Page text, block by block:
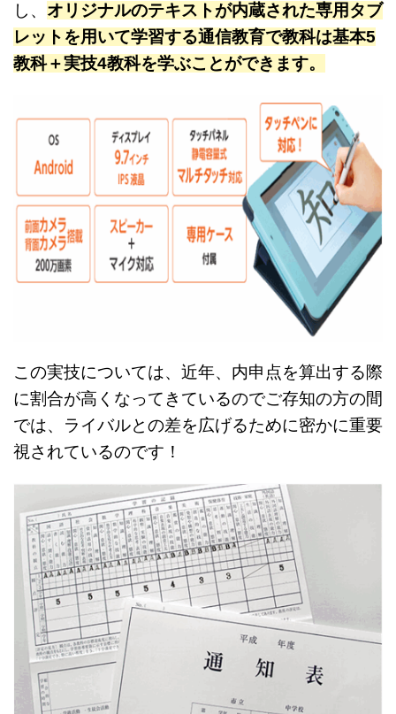
し、 オリジナルのテキストが内蔵された専用タブ
レットを用いて学習する通信教育で教科は基本5
教科＋実技4教科を学ぶことができます。
この実技については、近年、内申点を算出する際
に割合が高くなってきているのでご存知の方の間
では、ライバルとの差を広げるために密かに重要
視されているのです！